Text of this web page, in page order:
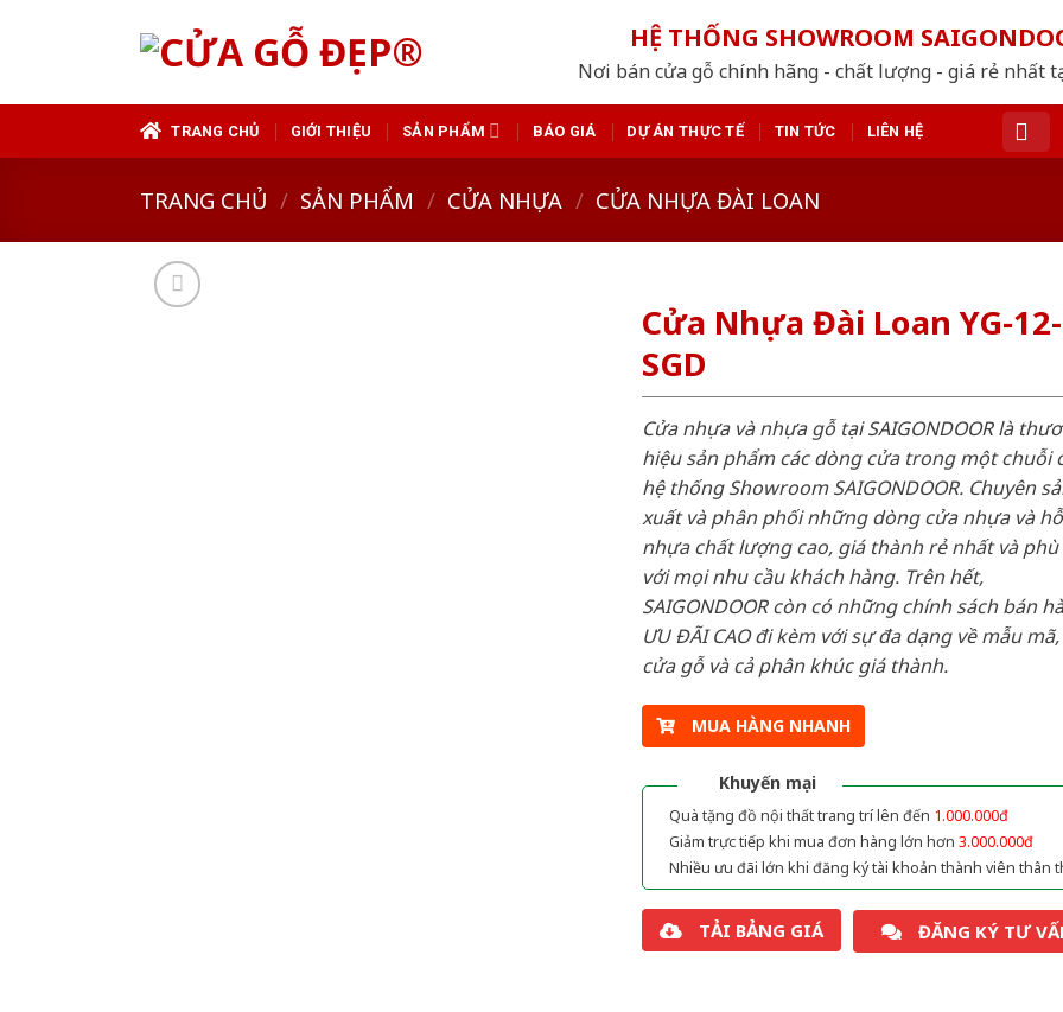
HỆ THỐNG SHOWROOM
Nơi bán cửa gỗ chính hãng - chất lượng - giá rẻ nhất
TRANG CHỦ GIỚI THIỆU SẢN PHẨM BÁO GIÁ DỰ ÁN THỰC TẾ TIN TỨC LIÊN HỆ
TRANG CHỦ / SẢN PHẨM / CỬA NHỰA / CỬA NHỰA ĐÀI LOAN
Cửa Nhựa Đài Loan YG-12-
SGD
Cửa nhựa và nhựa gỗ tại SAIGONDOOR là
hiệu sản phẩm các dòng cửa trong một chuỗi
hệ thống Showroom SAIGONDOOR. Chuyên
xuất và phân phối những dòng cửa nhựa và
nhựa chất lượng cao, giá thành rẻ nhất và
với mọi nhu cầu khách hàng. Trên hết,
SAIGONDOOR còn có những chính sách bán
ƯU ĐÃI CAO đi kèm với sự đa dạng về mẫu
cửa gỗ và cả phân khúc giá thành.
MUA HÀNG NHANH
Khuyến mại
Quà tặng đồ nội thất trang trí lên đến 1.000.000đ
Giảm trực tiếp khi mua đơn hàng lớn hơn 3.000.000đ
Nhiều ưu đãi lớn khi đăng ký tài khoản thành viên thân
TẢI BẢNG GIÁ ĐĂNG KÝ TƯ